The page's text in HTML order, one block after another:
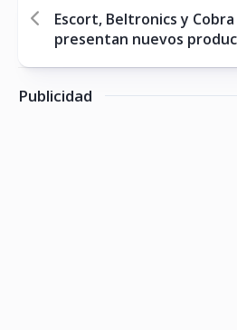
Escort, Beltronics y
presentan nuevos
Publicidad